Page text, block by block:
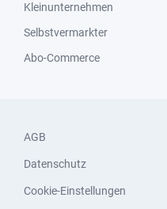
Kleinunternehmen
Selbstvermarkter
Abo-Commerce
AGB
Datenschutz
Cookie-Einstellungen